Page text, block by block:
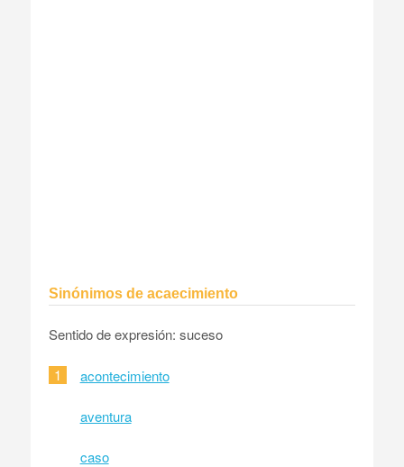
Sinónimos de acaecimiento
Sentido de expresión: suceso
1 acontecimiento
aventura
caso